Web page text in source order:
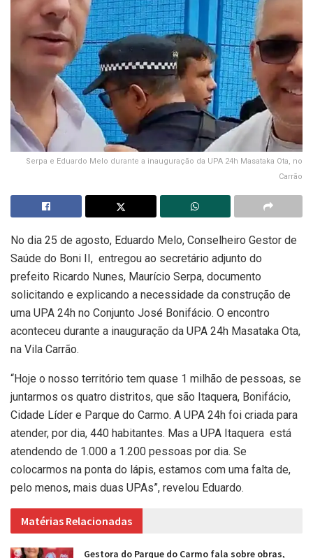
Serpa e Eduardo Melo durante a inauguração da UPA 24h Masataka Ota, no
Carrão
No dia 25 de agosto, Eduardo Melo, Conselheiro Gestor de
Saúde do Boni II, entregou ao secretário adjunto do
prefeito Ricardo Nunes, Maurício Serpa, documento
solicitando e explicando a necessidade da construção de
uma UPA 24h no Conjunto José Bonifácio. O encontro
aconteceu durante a inauguração da UPA 24h Masataka Ota,
na Vila Carrão.
“Hoje o nosso território tem quase 1 milhão de pessoas, se
juntarmos os quatro distritos, que são Itaquera, Bonifácio,
Cidade Líder e Parque do Carmo. A UPA 24h foi criada para
atender, por dia, 440 habitantes. Mas a UPA Itaquera está
atendendo de 1.000 a 1.200 pessoas por dia. Se
colocarmos na ponta do lápis, estamos com uma falta de,
pelo menos, mais duas UPAs”, revelou Eduardo.
Matérias Relacionadas
Gestora do Parque do Carmo fala sobre obras,